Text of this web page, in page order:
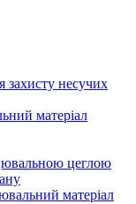
захисту несучих
матеріал
цеглою
матеріал